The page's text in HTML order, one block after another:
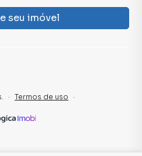
seu imóvel
· Termos de uso ·